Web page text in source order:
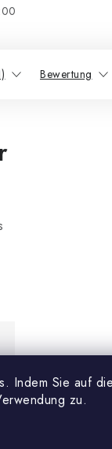
Indem Sie auf
zu.
Bewertung